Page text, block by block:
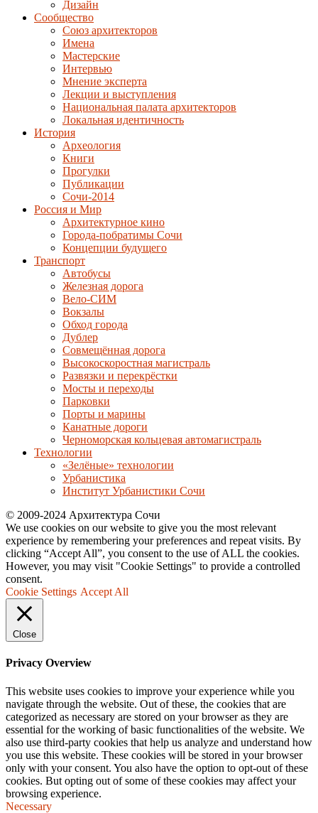
Дизайн
Сообщество
Союз архитекторов
Имена
Мастерские
Интервью
Мнение эксперта
Лекции и выступления
Национальная палата архитекторов
Локальная идентичность
История
Археология
Книги
Прогулки
Публикации
Сочи-2014
Россия и Мир
Архитектурное кино
Города-побратимы Сочи
Концепции будущего
Транспорт
Автобусы
Железная дорога
Вело-СИМ
Вокзалы
Обход города
Дублер
Совмещённая дорога
Высокоскоростная магистраль
Развязки и перекрёстки
Мосты и переходы
Парковки
Порты и марины
Канатные дороги
Черноморская кольцевая автомагистраль
Технологии
«Зелёные» технологии
Урбанистика
Институт Урбанистики Сочи
© 2009-2024 Архитектура Сочи
We use cookies on our website to give you the most relevant
experience by remembering your preferences and repeat visits. By
clicking “Accept All”, you consent to the use of ALL the cookies.
However, you may visit "Cookie Settings" to provide a controlled
consent.
Cookie Settings Accept All
Close
Privacy Overview
This website uses cookies to improve your experience while you
navigate through the website. Out of these, the cookies that are
categorized as necessary are stored on your browser as they are
essential for the working of basic functionalities of the website. We
also use third-party cookies that help us analyze and understand how
you use this website. These cookies will be stored in your browser
only with your consent. You also have the option to opt-out of these
cookies. But opting out of some of these cookies may affect your
browsing experience.
Necessary